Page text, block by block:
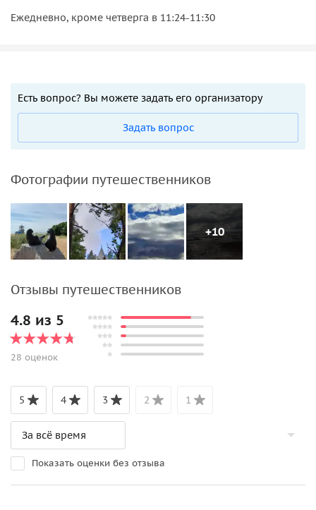
Ежедневно, кроме четверга в 11:24-11:30
Есть вопрос? Вы можете задать его организатору
Задать вопрос
Фотографии путешественников
+10
Отзывы путешественников
4.8 из 5
28 оценок
5 4 3 2 1
Показать оценки без отзыва